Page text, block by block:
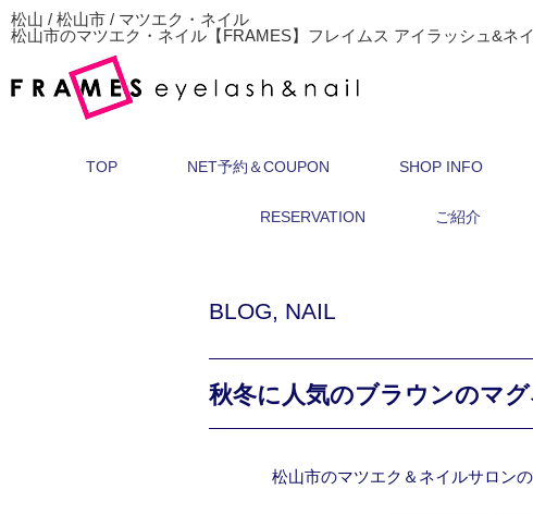
松山 / 松山市 / マツエク・ネイル
松山市のマツエク・ネイル【FRAMES】フレイムス アイラッシュ&ネ
TOP NET予約＆COUPON SHOP INFO
RESERVATION ご紹介
BLOG, NAIL
秋冬に人気のブラウンのマグ
松山市のマツエク＆ネイルサロン